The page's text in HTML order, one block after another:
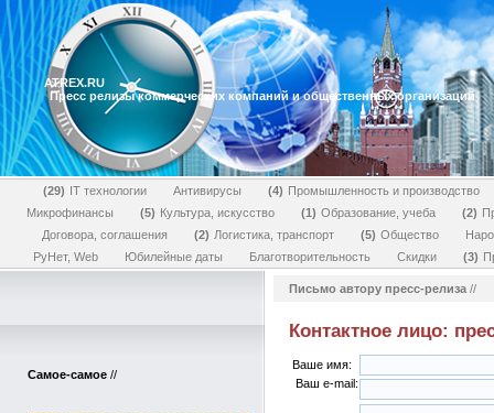
ATREX.RU
Пресс релизы коммерческих компаний и общественных организаций
29 IT технологии Антивирусы 4
Промышленность и производство
Микрофинансы
5 Культура, искусство 1 Образование, учеба 2
Договора, соглашения
2 Логистика, транспорт 5 Общество
РуНет, Web
Юбилейные даты Благотворительность Скидки 3
Самое-самое //
Письмо автору пресс-релиза //
Контактное лицо:
Ваше имя:
Ваш e-mail: